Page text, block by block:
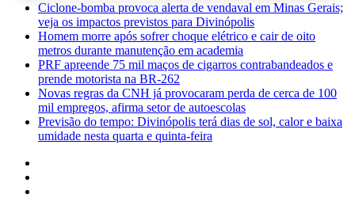
Ciclone-bomba provoca alerta de vendaval em Minas Gerais;
veja os impactos previstos para Divinópolis
Homem morre após sofrer choque elétrico e cair de oito
metros durante manutenção em academia
PRF apreende 75 mil maços de cigarros contrabandeados e
prende motorista na BR-262
Novas regras da CNH já provocaram perda de cerca de 100
mil empregos, afirma setor de autoescolas
Previsão do tempo: Divinópolis terá dias de sol, calor e baixa
umidade nesta quarta e quinta-feira